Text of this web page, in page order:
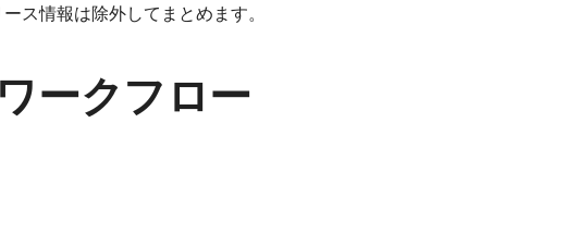
ス情報は除外してまとめます。
ークフロー